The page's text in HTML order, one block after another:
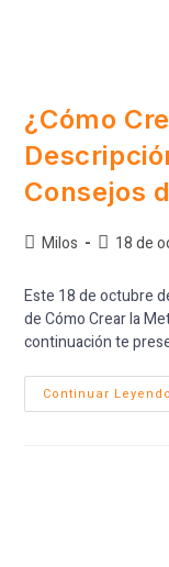
¿Cómo
Consejos
Milos 18 de
Este 18 de octubre
de Cómo Crear la
continuación te
Continuar Leyendo